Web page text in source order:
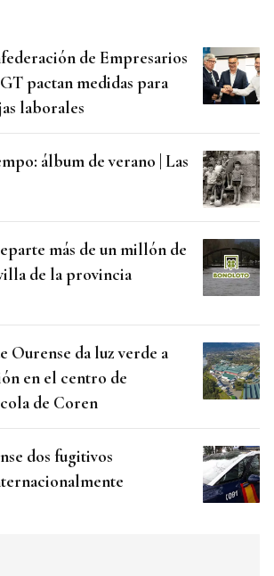
de Empresarios
pactan medidas para
laborales
álbum de verano | Las
más de un millón de
de la provincia
Ourense da luz verde a
en el centro de
de Coren
dos fugitivos